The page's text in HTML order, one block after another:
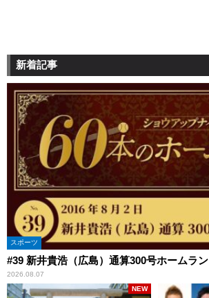
新着記事
スポーツ
#39 新井貴浩（広島）通算300号ホームラン
2026.08.07
NEW